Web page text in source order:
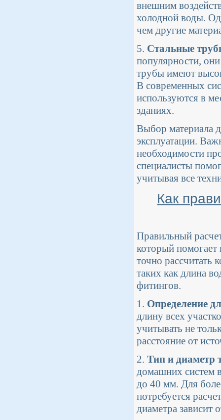
внешним
холодной воды.
чем другие
5. Стальные
популярности,
трубы имеют
В современных
используются в
зданиях.
Выбор материала
эксплуатации.
необходимости
специалисты
учитывая все
Как
Правильный
который помогает
точно рассчитать
таких как длина
фитингов.
1. Определение
длину всех
учитывать не
расстояние от
2. Тип и диаметр
домашних систем
до 40 мм. Для
потребуется
диаметра зависит